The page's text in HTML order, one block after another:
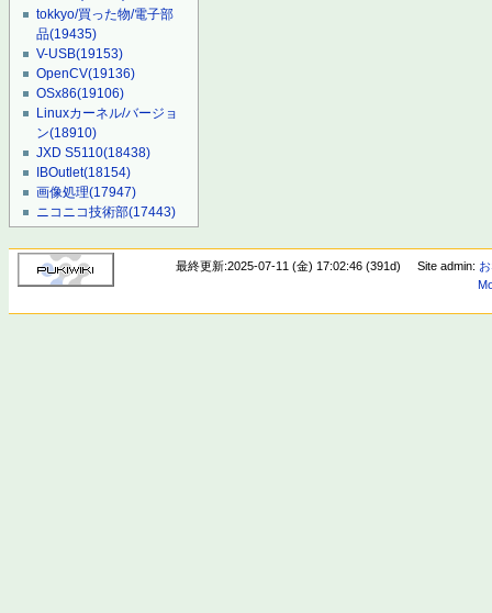
tokkyo/買った物/電子部
品(19435)
V-USB(19153)
OpenCV(19136)
OSx86(19106)
Linuxカーネル/バージョ
ン(18910)
JXD S5110(18438)
IBOutlet(18154)
画像処理(17947)
ニコニコ技術部(17443)
最終更新:2025-07-11 (金) 17:02:46 (391d) Site admin: